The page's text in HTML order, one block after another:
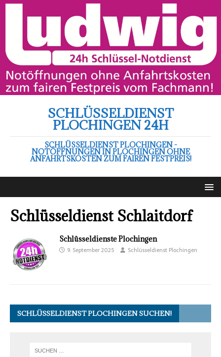
SCHLÜSSELDIENST
PLOCHINGEN 24H
SCHLÜSSELDIENST PLOCHINGEN -
NOTÖFFNUNGEN IN PLOCHINGEN OHNE
ANFAHRTSKOSTEN ZUM FAIREN FESTPREIS!
Schlüsseldienst Schlaitdorf
Schlüsseldienste Plochingen
9. September 2025 Schlüsseldienst Plochingen
SCHLÜSSELDIENST PLOCHINGEN SUCHEN!